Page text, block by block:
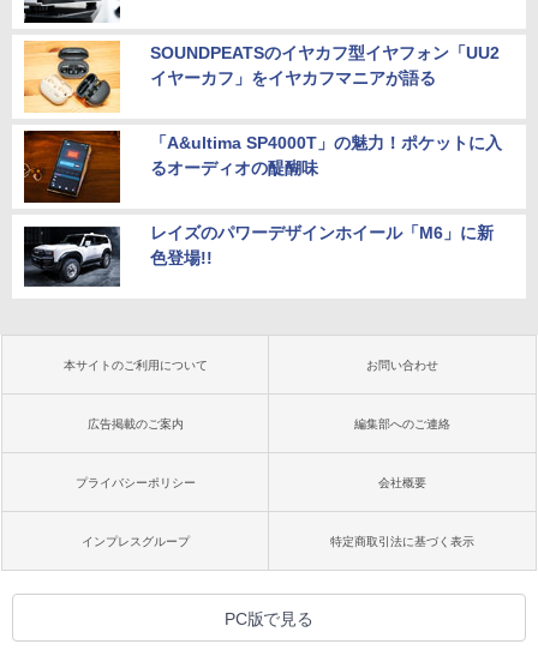
SOUNDPEATSのイヤカフ型イヤフォン「UU2
イヤーカフ」をイヤカフマニアが語る
「A&ultima SP4000T」の魅力！ポケットに入
るオーディオの醍醐味
レイズのパワーデザインホイール「M6」に新
色登場!!
本サイトのご利用について お問い合わせ
広告掲載のご案内 編集部へのご連絡
プライバシーポリシー 会社概要
インプレスグループ 特定商取引法に基づく表示
PC版で見る